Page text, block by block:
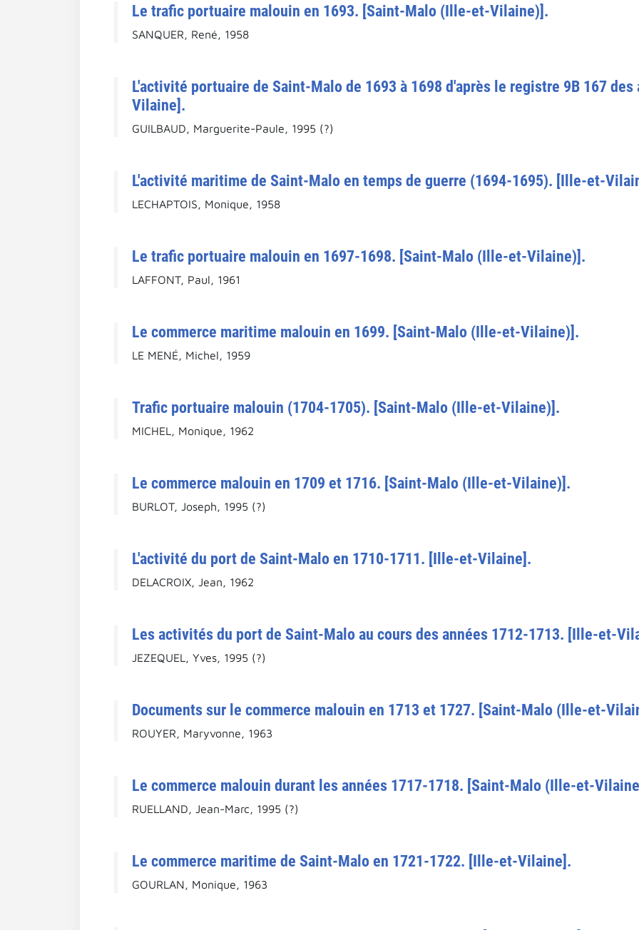
Le trafic portuaire malouin en 1693. [Saint-Malo (Ille-et-Vilaine)].
SANQUER, René, 1958
L'activité portuaire de Saint-Malo de 1693 à 1698 d'après le registre 9B 167
Vilaine].
GUILBAUD, Marguerite-Paule, 1995 (?)
L'activité maritime de Saint-Malo en temps de guerre (1694-1695). [Ille-et-
LECHAPTOIS, Monique, 1958
Le trafic portuaire malouin en 1697-1698. [Saint-Malo (Ille-et-Vilaine)].
LAFFONT, Paul, 1961
Le commerce maritime malouin en 1699. [Saint-Malo (Ille-et-Vilaine)].
LE MENÉ, Michel, 1959
Trafic portuaire malouin (1704-1705). [Saint-Malo (Ille-et-Vilaine)].
MICHEL, Monique, 1962
Le commerce malouin en 1709 et 1716. [Saint-Malo (Ille-et-Vilaine)].
BURLOT, Joseph, 1995 (?)
L'activité du port de Saint-Malo en 1710-1711. [Ille-et-Vilaine].
DELACROIX, Jean, 1962
Les activités du port de Saint-Malo au cours des années 1712-1713. [Ille-et-
JEZEQUEL, Yves, 1995 (?)
Documents sur le commerce malouin en 1713 et 1727. [Saint-Malo (Ille-et-
ROUYER, Maryvonne, 1963
Le commerce malouin durant les années 1717-1718. [Saint-Malo (Ille-et-
RUELLAND, Jean-Marc, 1995 (?)
Le commerce maritime de Saint-Malo en 1721-1722. [Ille-et-Vilaine].
GOURLAN, Monique, 1963